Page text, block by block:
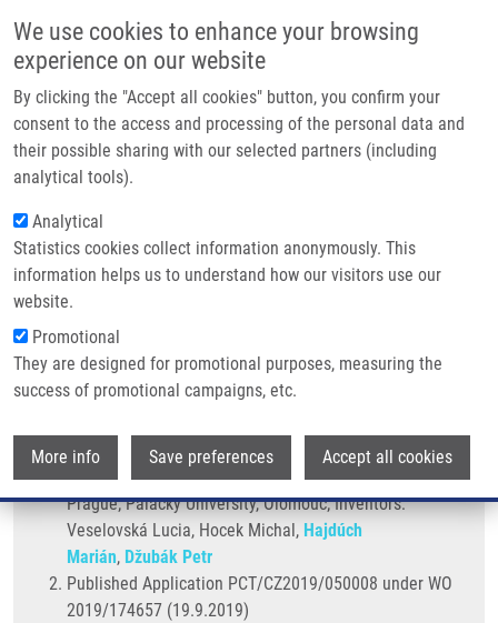
We use cookies to enhance your browsing
experience on our website
By clicking the "Accept all cookies" button, you confirm your
consent to the access and processing of the personal data and
their possible sharing with our selected partners (including
analytical tools).
Analytical
Statistics cookies collect information anonymously. This
information helps us to understand how our visitors use our
website.
Promotional
They are designed for promotional purposes, measuring the
success of promotional campaigns, etc.
More info Save preferences Accept all cookies
Main
Domů
Partner institutions
Technologie a služby
Kontakt
Drobečková navigace
Domů
PYRIDINOPYRROLOPYRIMIDINE RIBONUCLEOSIDES FOR THERAPEUTIC
USE (Veselovská)
PYRIDINOPYRROLOPYRIMIDINE
RIBONUCLEOSIDES FOR
THERAPEUTIC USE (Veselovská)
PYRIDINOPYRROLOPYRIMIDINE RIBONUCLEOSIDES FOR
Patent: CZ 308104; Granted: 27. 11. 2019; Ownership:
Institute of Organic Chemistry and Biochemistry CAS,
Prague; Palacký University, Olomouc; Inventors:
Veselovská Lucia, Hocek Michal, Hajdúch
Marián, Džubák Petr
Published Application PCT/CZ2019/050008 under WO
2019/174657 (19.9.2019)